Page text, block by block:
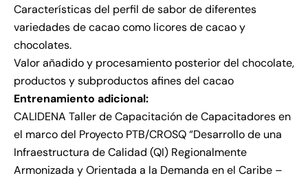
Características del perfil de sabor de diferentes
variedades de cacao como licores de cacao y
chocolates.
Valor añadido y procesamiento posterior del chocolate,
productos y subproductos afines del cacao
Entrenamiento adicional:
CALIDENA Taller de Capacitación de Capacitadores en
el marco del Proyecto PTB/CROSQ “Desarrollo de una
Infraestructura de Calidad (QI) Regionalmente
Armonizada y Orientada a la Demanda en el Caribe –